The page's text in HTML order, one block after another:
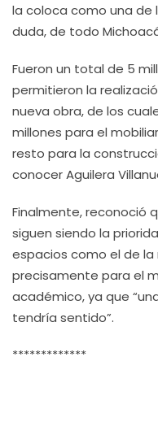
la coloca como una de
duda, de todo
Fueron un total de 5
permitieron la
nueva obra, de los
millones para el
resto para la
conocer Aguilera
Finalmente, reconoció
siguen siendo la
espacios como el de
precisamente para el
académico, ya que
tendría sentido”.
*************